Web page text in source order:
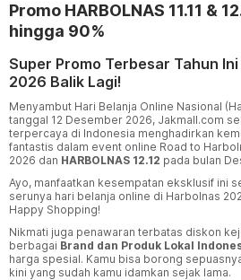
Promo HARBOLNAS 11.11 &
hingga 90%
Super Promo Terbesar Tahun Ini
2026 Balik Lagi!
Menyambut Hari Belanja Online Nasional
tanggal 12 Desember 2026, Jakmall.com
terpercaya di Indonesia menghadirkan
fantastis dalam event online Road to
2026 dan HARBOLNAS 12.12 pada bulan
Ayo, manfaatkan kesempatan eksklusif ini
serunya hari belanja online di Harbolnas
Happy Shopping!
Nikmati juga penawaran terbatas diskon
berbagai Brand dan Produk Lokal
harga spesial. Kamu bisa borong
kini yang sudah kamu idamkan sejak lama.